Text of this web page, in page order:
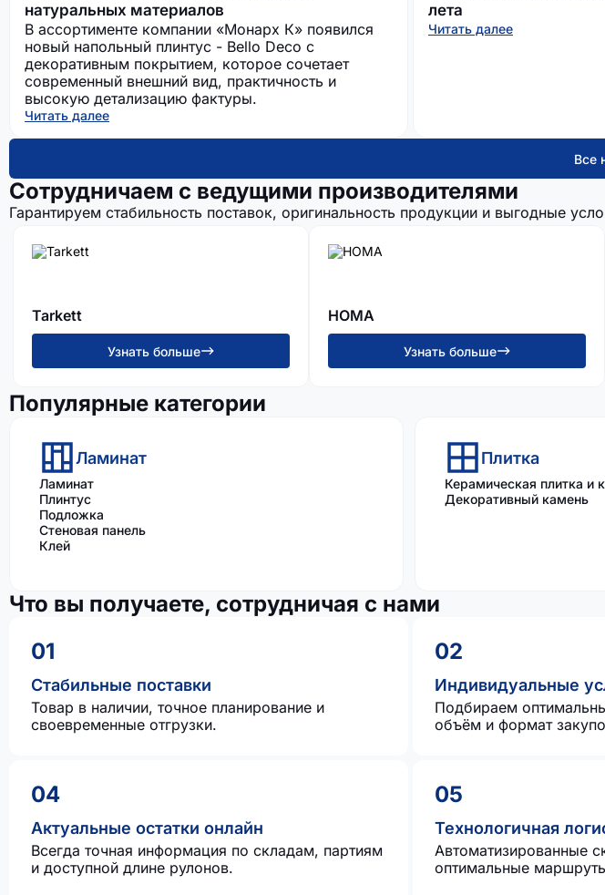
натуральных материалов
В ассортименте компании «Монарх К» появился
новый напольный плинтус - Bello Deco с
декоративным покрытием, которое сочетает
современный внешний вид, практичность и
высокую детализацию фактуры.
Читать далее
лета
Читать далее
Все
Сотрудничаем с ведущими производителями
Гарантируем стабильность поставок, оригинальность продукции и выгодные
Tarkett
Узнать больше
HOMA
Узнать больше
Популярные категории
Ламинат
Ламинат
Плинтус
Подложка
Стеновая панель
Клей
Плитка
Керамическая плитка и
Декоративный камень
Что вы получаете, сотрудничая с нами
01
Стабильные поставки
Товар в наличии, точное планирование и
своевременные отгрузки.
02
Индивидуальные
Подбираем
объём и формат
04
Актуальные остатки онлайн
Всегда точная информация по складам, партиям
и доступной длине рулонов.
05
Технологичная
Автоматизированные
оптимальные